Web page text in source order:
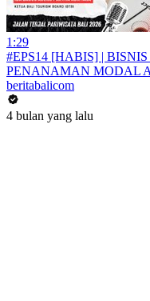
1:29
#EPS14 [HABIS] |
PENANAMAN MODAL
beritabalicom
4 bulan yang lalu